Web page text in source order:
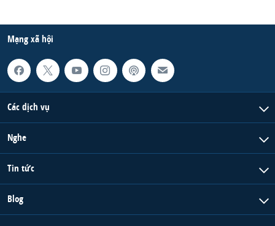
Mạng xã hội
Các dịch vụ
Nghe
Tin tức
Blog